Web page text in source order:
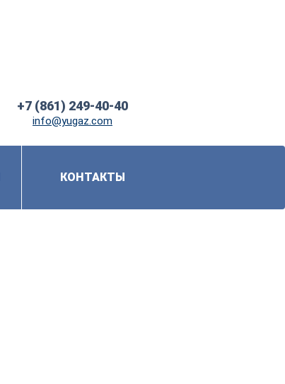
+7 (861) 249-40-40
info@yugaz.com
КОНТАКТЫ